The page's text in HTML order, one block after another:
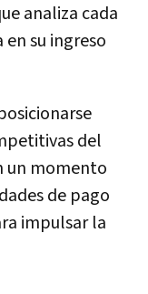
analiza cada
su ingreso
del
un momento
de pago
impulsar la